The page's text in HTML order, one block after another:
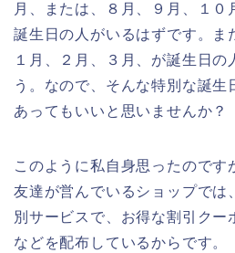
月、または、８月、９月、１０
誕生日の人がいるはずです。ま
１月、２月、３月、が誕生日の
う。なので、そんな特別な誕生
あってもいいと思いませんか？
このように私自身思ったのです
友達が営んでいるショップでは
別サービスで、お得な割引クー
などを配布しているからです。